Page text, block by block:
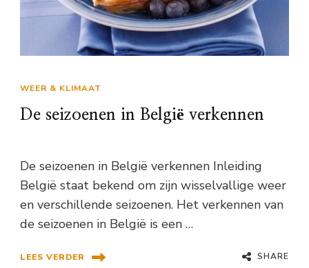
WEER & KLIMAAT
De seizoenen in België verkennen
De seizoenen in België verkennen Inleiding
België staat bekend om zijn wisselvallige weer
en verschillende seizoenen. Het verkennen van
de seizoenen in België is een …
LEES VERDER SHARE